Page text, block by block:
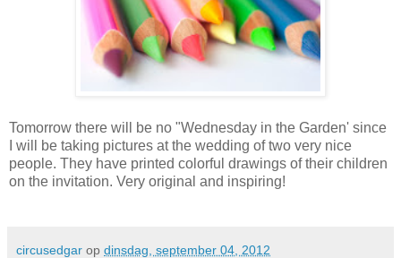
Tomorrow there will be no "Wednesday in the Garden' since
I will be taking pictures at the wedding of two very nice
people. They have printed colorful drawings of their children
on the invitation. Very original and inspiring!
circusedgar op dinsdag, september 04, 2012